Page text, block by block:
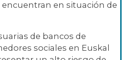
encuentran en situación de
de bancos de
sociales en Euskal